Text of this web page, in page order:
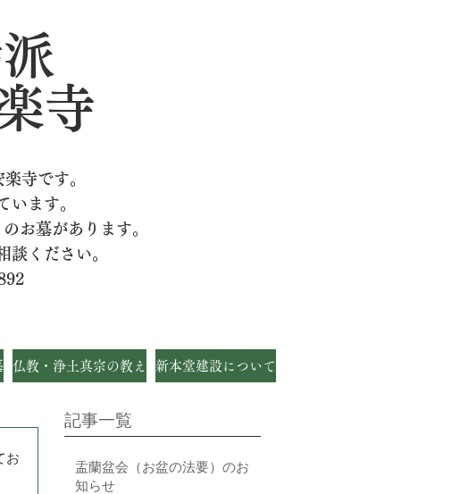
寺
寺です。
います。
お墓があります。
談ください。
仏教・浄土真宗の教え 新本堂建設について
お
記事一覧
盂蘭盆会（お盆の法要）のお
知らせ